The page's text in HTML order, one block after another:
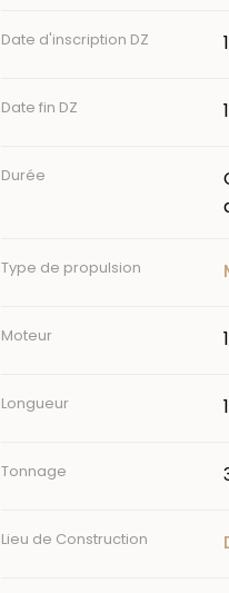
Date d'inscription DZ
Date fin DZ
Durée
Type de propulsion
Moteur
Longueur
Tonnage
Lieu de Construction